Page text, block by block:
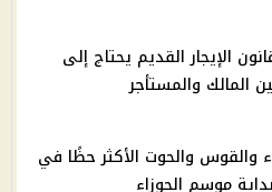
الإيجار القديم يحتاج إلى
المالك والمستأجر
والقوس والحوت الأكثر حظًا في